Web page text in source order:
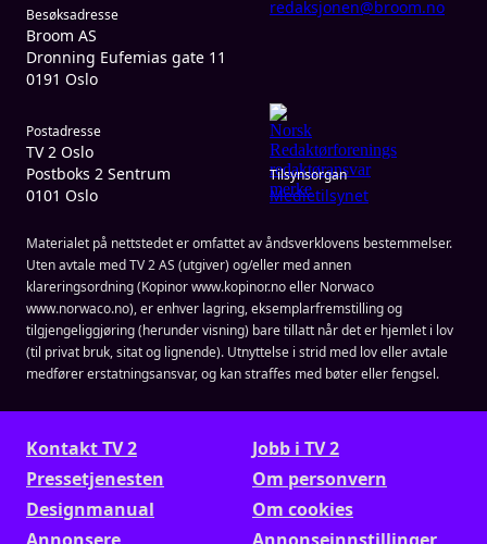
redaksjonen@broom.no
Besøksadresse
Broom AS
Dronning Eufemias gate 11
0191 Oslo
Tilsynsorgan
Medietilsynet
Postadresse
TV 2 Oslo
Postboks 2 Sentrum
0101 Oslo
Materialet på nettstedet er omfattet av åndsverklovens bestemmelser.
Uten avtale med TV 2 AS (utgiver) og/eller med annen
klareringsordning (Kopinor www.kopinor.no eller Norwaco
www.norwaco.no), er enhver lagring, eksemplarfremstilling og
tilgjengeliggjøring (herunder visning) bare tillatt når det er hjemlet i lov
(til privat bruk, sitat og lignende). Utnyttelse i strid med lov eller avtale
medfører erstatningsansvar, og kan straffes med bøter eller fengsel.
Kontakt TV 2
Presse­tjenesten
Designmanual
Jobb i TV 2
Om personvern
Om cookies